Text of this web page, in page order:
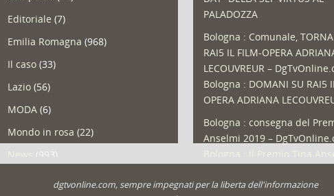
Editoriale (7)
Emilia Romagna (968)
Il caso(33)
Lazio(56)
MODA(6)
Mondo in rosa (22)
(993)
PALADOZZA
Bologna : Comunale, TORNA
RAI5 IL FILM-OPERA
LECOUVREUR –
Bologna : DOMANI SU RAI5
OPERA ADRIANA
Bologna : consegna del
Anselmi 2019 –
dgtvonline.com, sempre impegnati per la liberta dell'informazione